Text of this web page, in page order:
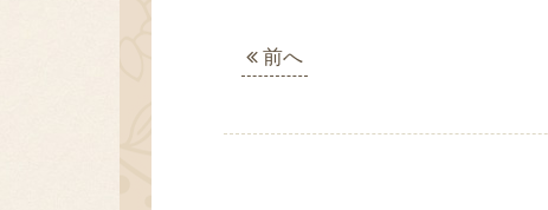
前へ